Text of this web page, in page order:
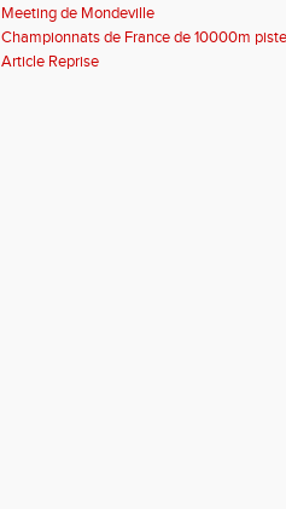
Meeting de Mondeville
Championnats de France de 10000m
Article Reprise